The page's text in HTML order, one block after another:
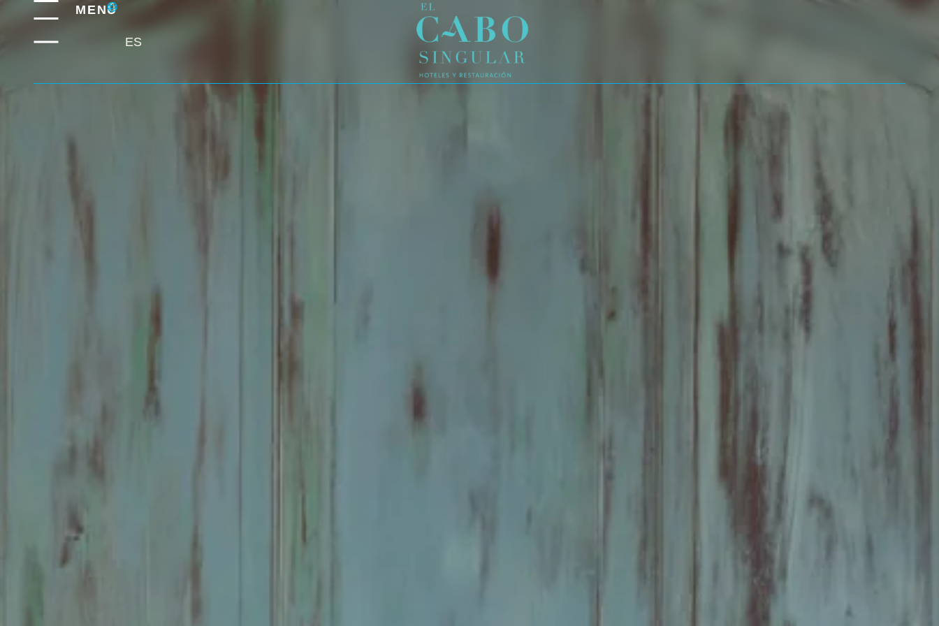
MENÚ
ES